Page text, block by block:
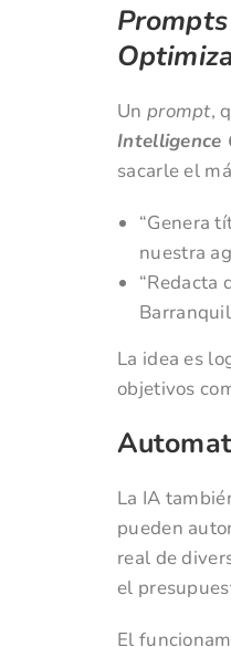
Prompts
Un prompt,
Intelligence
sacarle el
“Genera
nuestra
“Redacta
La idea es
objetivos
La IA
pueden
real de
el
El